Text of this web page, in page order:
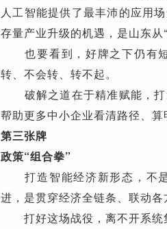
人工智能提供了最丰沛的应用
存量产业升级的机遇，是山东从
也要看到，好牌之下仍有短
转、不会转、转不起。
破解之道在于精准赋能，打
帮助更多中小企业看清路径、
第三张牌
政策“组合拳”
打造智能经济新形态，不是
进，是贯穿经济全链条、联动
打好这场战役，离不开系统